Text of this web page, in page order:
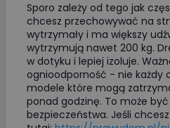
Sporo zależy od tego jak
chcesz przechowywać na
wytrzymały i ma większy
wytrzymują nawet 200 kg.
w dotyku i lepiej izoluje.
ognioodporność - nie każdy
modele które mogą
ponad godzinę. To może
bezpieczeństwa. Jeśli